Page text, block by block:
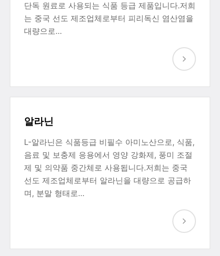
단독 원료로 사용되는 식품 등급 제품입니다.저희
는 중국 선도 제조업체로부터 피리독신 염산염을
대량으로…
알라닌
L-알라닌은 식품등급 비필수 아미노산으로, 식품,
음료 및 보충제 응용에서 영양 강화제, 풍미 조절
제 및 의약품 중간체로 사용됩니다.저희는 중국
선도 제조업체로부터 알라닌을 대량으로 공급하
며, 분말 형태로…